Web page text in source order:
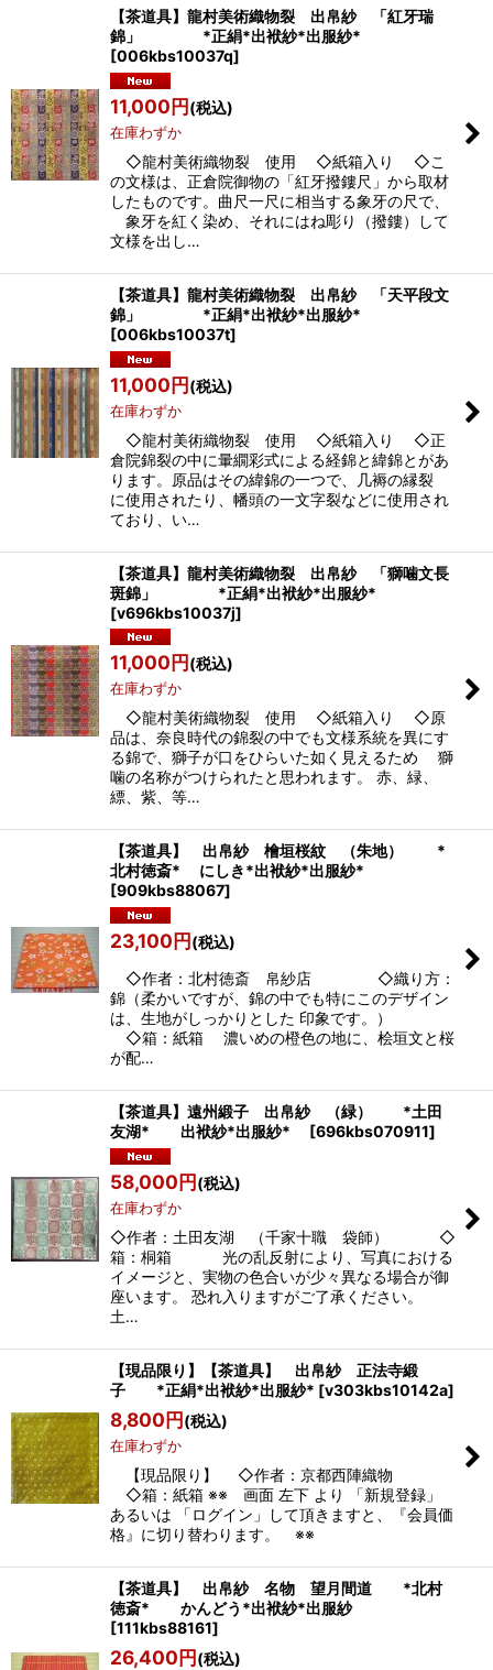
【茶道具】龍村美術織物裂 出帛紗 「紅牙瑞
錦」 *正絹*出袱紗*出服紗*
[006kbs10037q]
11,000円(税込)
在庫わずか
◇龍村美術織物裂 使用 ◇紙箱入り ◇こ
の文様は、正倉院御物の「紅牙撥鏤尺」から取材
したものです。曲尺一尺に相当する象牙の尺で、
象牙を紅く染め、それにはね彫り（撥鏤）して
文様を出し…
【茶道具】龍村美術織物裂 出帛紗 「天平段文
錦」 *正絹*出袱紗*出服紗*
[006kbs10037t]
11,000円(税込)
在庫わずか
◇龍村美術織物裂 使用 ◇紙箱入り ◇正
倉院錦裂の中に暈繝彩式による経錦と緯錦とがあ
ります。原品はその緯錦の一つで、几褥の縁裂
に使用されたり、幡頭の一文字裂などに使用され
ており、い…
【茶道具】龍村美術織物裂 出帛紗 「獅噛文長
斑錦」 *正絹*出袱紗*出服紗*
[v696kbs10037j]
11,000円(税込)
在庫わずか
◇龍村美術織物裂 使用 ◇紙箱入り ◇原
品は、奈良時代の錦裂の中でも文様系統を異にす
る錦で、獅子が口をひらいた如く見えるため 獅
噛の名称がつけられたと思われます。 赤、緑、
縹、紫、等…
【茶道具】 出帛紗 檜垣桜紋 （朱地） *
北村徳斎* にしき*出袱紗*出服紗*
[909kbs88067]
23,100円(税込)
◇作者：北村徳斎 帛紗店 ◇織り方：
錦（柔かいですが、錦の中でも特にこのデザイン
は、生地がしっかりとした 印象です。）
◇箱：紙箱 濃いめの橙色の地に、桧垣文と桜
が配…
【茶道具】遠州緞子 出帛紗 （緑） *土田
友湖* 出袱紗*出服紗*
[696kbs070911]
58,000円(税込)
在庫わずか
◇作者：土田友湖 （千家十職 袋師） ◇
箱：桐箱 光の乱反射により、写真における
イメージと、実物の色合いが少々異なる場合が御
座います。 恐れ入りますがご了承ください。
土…
【現品限り】【茶道具】 出帛紗 正法寺緞
子 *正絹*出袱紗*出服紗* [v303kbs10142a]
8,800円(税込)
在庫わずか
【現品限り】 ◇作者：京都西陣織物
◇箱：紙箱 ※※ 画面 左下 より 「新規登録」
あるいは 「ログイン」して頂きますと、『会員価
格』に切り替わります。 ※※
【茶道具】 出帛紗 名物 望月間道 *北村
徳斎* かんどう*出袱紗*出服紗
[111kbs88161]
26,400円(税込)